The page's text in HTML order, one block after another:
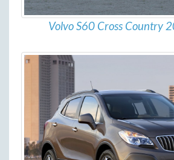
Volvo S60 Cross Country